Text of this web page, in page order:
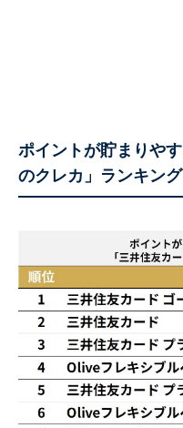
ポイントが貯まりや
のクレカ」ランキング